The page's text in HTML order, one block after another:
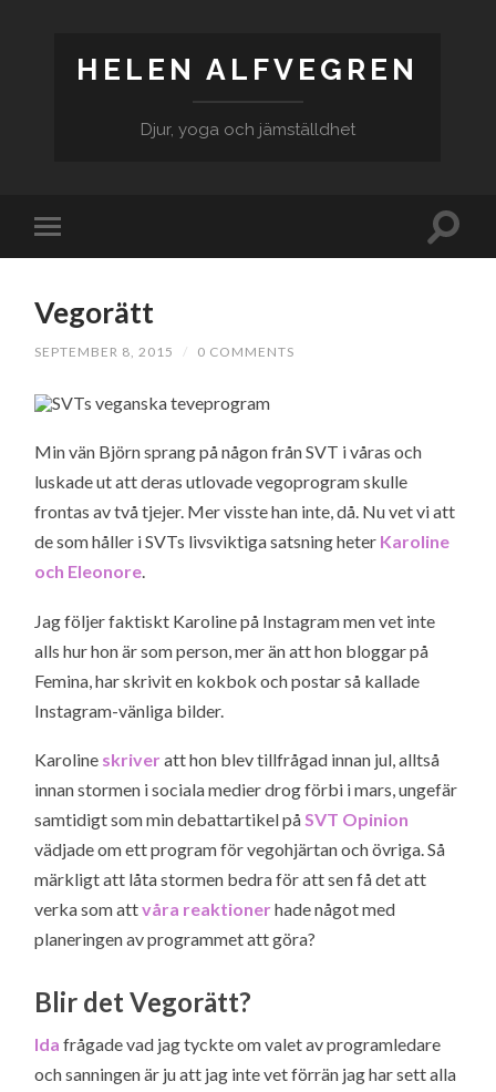
HELEN ALFVEGREN
Djur, yoga och jämställdhet
Vegorätt
SEPTEMBER 8, 2015 / 0 COMMENTS
Min vän Björn sprang på någon från SVT i våras och
luskade ut att deras utlovade vegoprogram skulle
frontas av två tjejer. Mer visste han inte, då. Nu vet vi att
de som håller i SVTs livsviktiga satsning heter Karoline
och Eleonore.
Jag följer faktiskt Karoline på Instagram men vet inte
alls hur hon är som person, mer än att hon bloggar på
Femina, har skrivit en kokbok och postar så kallade
Instagram-vänliga bilder.
Karoline skriveratt hon blev tillfrågad innan jul, alltså
innan stormen i sociala medier drog förbi i mars, ungefär
samtidigt som min debattartikel påSVT Opinion
vädjade om ett program för vegohjärtan och övriga. Så
märkligt att låta stormen bedra för att sen få det att
verka som attvåra reaktionerhade något med
planeringen av programmet att göra?
Blir det Vegorätt?
Ida frågade vad jag tyckte om valet av programledare
och sanningen är ju att jag inte vet förrän jag har sett alla